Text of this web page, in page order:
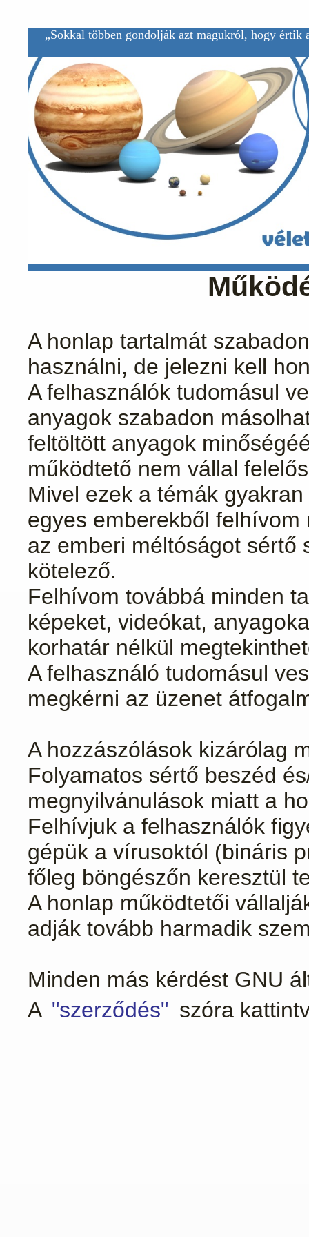
„Sokkal többen gondolják azt magukról, hogy
A honlap tartalmát
használni, de jelezni kell
A felhasználók tudomásul
anyagok szabadon
feltöltött anyagok
működtető nem vállal
Mivel ezek a témák
egyes emberekből
az emberi méltóságot sértő
kötelező.
Felhívom továbbá minden
képeket, videókat,
korhatár nélkül
A felhasználó tudomásul
megkérni az üzenet
A hozzászólások kizárólag
Folyamatos sértő beszéd
megnyilvánulások miatt a
Felhívjuk a felhasználók
gépük a vírusoktól (bináris
főleg böngészőn keresztül
A honlap működtetői
adják tovább harmadik
Minden más kérdést GNU
A "szerződés" szóra